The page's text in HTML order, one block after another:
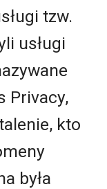
tzw.
usługi
Privacy,
kto
była